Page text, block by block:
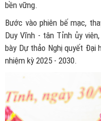
bền vững.
Bước vào phiên bế mạc,
Duy Vĩnh - tân Tỉnh ủy
bày Dự thảo Nghị quyết Đại
nhiệm kỳ 2025 - 2030.